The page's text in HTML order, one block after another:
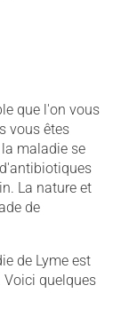
que l'on vous
vous êtes
maladie se
La nature et
de
de Lyme est
Voici quelques